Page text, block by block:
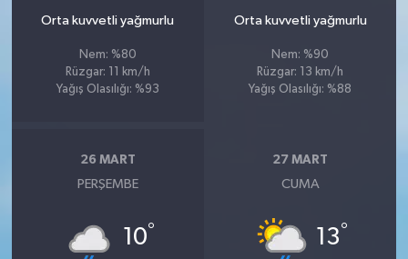
Orta kuvvetli yağmurlu
Nem: %80
Rüzgar: 11 km/h
Yağış Olasılığı: %93
Orta kuvvetli yağmurlu
Nem: %90
Rüzgar: 13 km/h
Yağış Olasılığı: %88
26 MART
PERŞEMBE
10°
27 MART
CUMA
13°